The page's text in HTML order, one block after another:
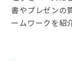
書やプレゼンの
ームワークを紹